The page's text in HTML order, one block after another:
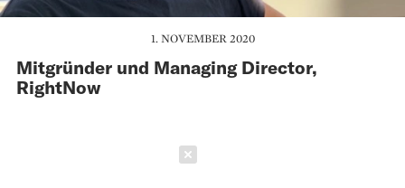
1. NOVEMBER 2020
Mitgründer und Managing Director,
RightNow